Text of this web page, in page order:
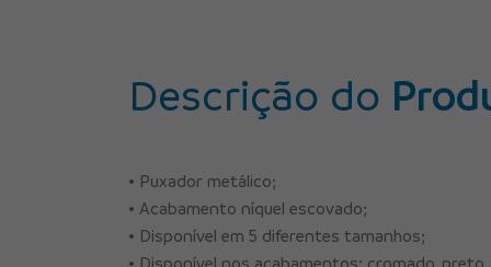
Descrição do
• Puxador metálico;
• Acabamento níquel escovado;
• Disponível em 5 diferentes tamanhos;
• Disponível nos acabamentos: cromado,